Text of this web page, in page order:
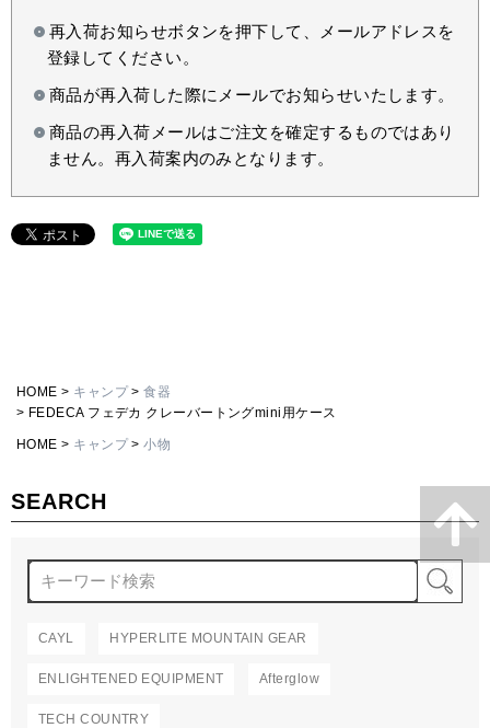
SEARCH
CAYL HYPERLITE MOUNTAIN GEAR
ENLIGHTENED EQUIPMENT Afterglow
TECH COUNTRY
再入荷お知らせボタンを押下して、メールアドレスを
登録してください。
商品が再入荷した際にメールでお知らせいたします。
商品の再入荷メールはご注文を確定するものではあり
ません。再入荷案内のみとなります。
HOME キャンプ
食器
FEDECA フェデカ クレーバートングmini用ケース
HOME キャンプ 小物